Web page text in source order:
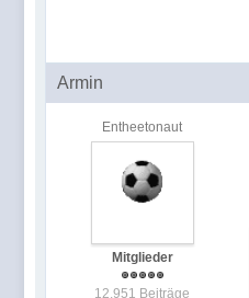
Armin
Entheetonaut
Mitglieder
12.951 Beiträge